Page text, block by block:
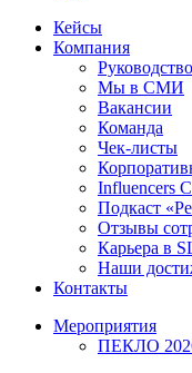
Кейсы
Компания
Руководство
Мы в СМИ
Вакансии
Команда
Чек-листы
Influencers
Подкаст
Отзывы
Карьера в
Наши
Контакты
Мероприятия
ПЕКЛО